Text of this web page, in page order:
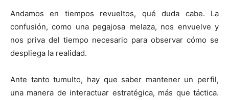
Andamos en tiempos revueltos, qué duda cabe. La
confusión, como una pegajosa melaza, nos envuelve y
nos priva del tiempo necesario para observar cómo se
despliega la realidad.
Ante tanto tumulto, hay que saber mantener un perfil,
una manera de interactuar estratégica, más que táctica.